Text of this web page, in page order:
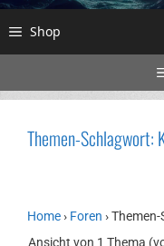
Shop
Themen-Schlagwort:
Home› Foren ›
Ansicht von 1 Thema